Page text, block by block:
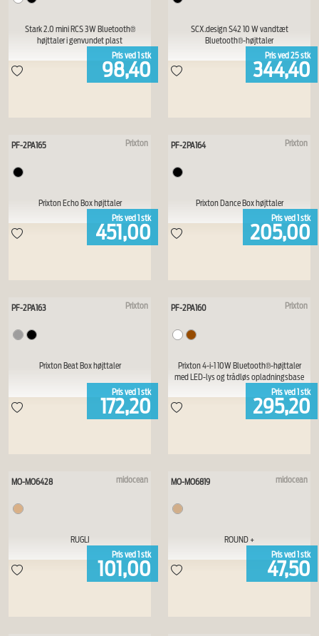
Stark 2.0 mini RCS 3W Bluetooth®
højttaler i genvundet plast
Pris ved 1 stk
98,40
SCX.design S42 10 W vandtæt
Bluetooth®-højttaler
Pris ved 25stk
344,40
Prixton
PF-2PA165
Prixton Echo Box højttaler
Pris ved 1 stk
451,00
Prixton
PF-2PA164
Prixton Dance Box højttaler
Pris ved 1 stk
205,00
Prixton
PF-2PA163
Prixton Beat Box højttaler
Pris ved 1 stk
172,20
Prixton
PF-2PA160
Prixton 4-i-1 10W Bluetooth®-højttaler
med LED-lys og trådløs opladningsbase
Pris ved 1 stk
295,20
midocean
MO-MO6428
RUGLI
Pris ved 1 stk
101,00
midocean
MO-MO6819
ROUND +
Pris ved 1 stk
47,50